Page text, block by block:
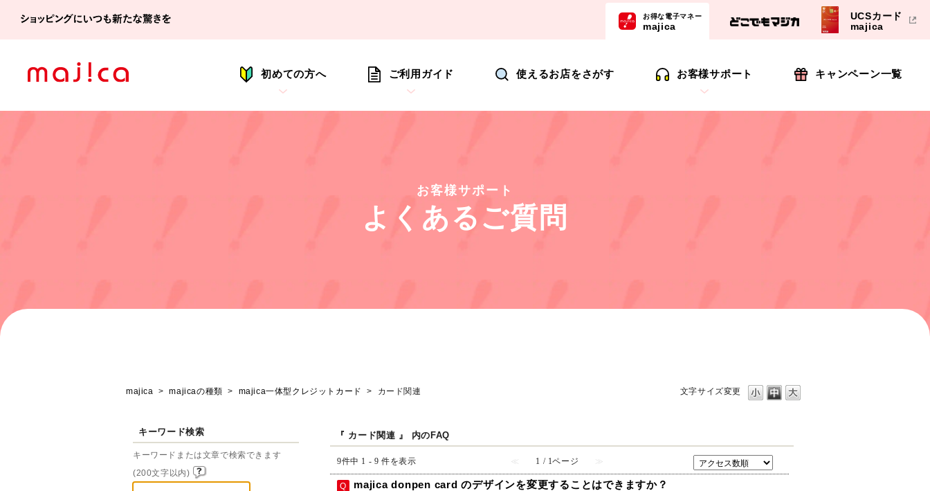
お得な電子マネー
majica
UCSカード
majica
初めての方へ ご利用ガイド 使えるお店をさがす お客様サポート キャンペーン一覧
お客様サポート
よくあるご質問
文字サイズ変更
majica > majicaの種類 > majica一体型クレジットカード > カード関連
キーワード検索
キーワードまたは文章で検索できます
(200文字以内)
『 カード関連 』 内のFAQ
9件中 1 - 9 件を表示 ≪ 1 / 1ページ ≫
majica donpen card のデザインを変更することはできますか？